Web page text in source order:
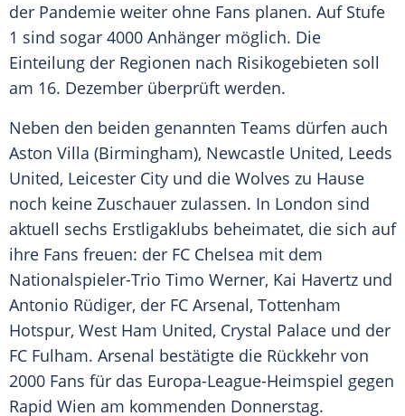
der Pandemie weiter ohne Fans planen. Auf Stufe
1 sind sogar 4000 Anhänger möglich. Die
Einteilung der Regionen nach Risikogebieten soll
am 16. Dezember überprüft werden.
Neben den beiden genannten Teams dürfen auch
Aston Villa (Birmingham), Newcastle United, Leeds
United, Leicester City und die Wolves zu Hause
noch keine Zuschauer zulassen. In London sind
aktuell sechs Erstligaklubs beheimatet, die sich auf
ihre Fans freuen: der FC Chelsea mit dem
Nationalspieler-Trio Timo Werner, Kai Havertz und
Antonio Rüdiger, der FC Arsenal, Tottenham
Hotspur, West Ham United, Crystal Palace und der
FC Fulham. Arsenal bestätigte die Rückkehr von
2000 Fans für das Europa-League-Heimspiel gegen
Rapid Wien am kommenden Donnerstag.